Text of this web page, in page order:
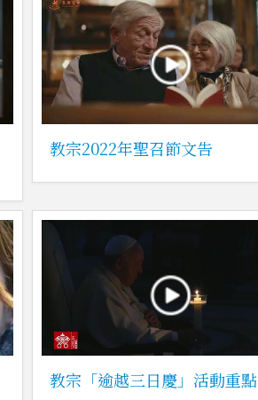
教宗2022年聖召節文告
教宗「逾越三日慶」活動重點